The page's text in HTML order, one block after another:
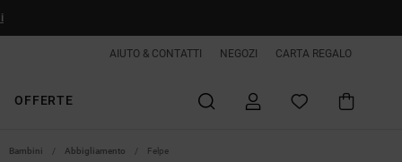
AIUTO & CONTATTI NEGOZI CARTA REGALO
OFFERTE
Bambini Abbigliamento Felpe